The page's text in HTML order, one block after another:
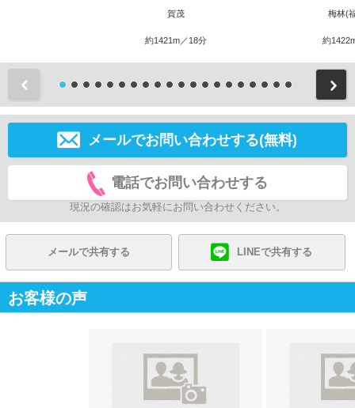
賀茂
約1421m／18分
梅林(
約
メールでお問い合わせする(無料)
電話でお問い合わせする
現況の確認はお気軽にお問い合わせください。
メールで共有する LINEで共有する
お客様の声